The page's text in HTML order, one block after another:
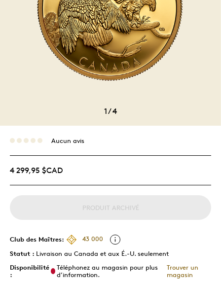
1/4
Aucun avis
4 299,95 $CAD
PRODUIT ARCHIVÉ
Club des Maîtres:
43 000
Statut : Livraison au Canada et aux É.-U. seulement
Disponibilité
:
Téléphonez au magasin pour plus
d’information.
Trouver un
magasin